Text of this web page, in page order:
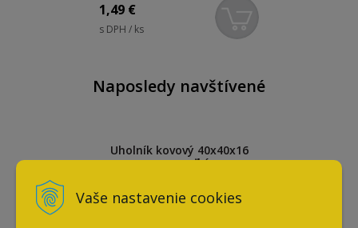
Vaše nastavenie cookies
1,49 €
s DPH / ks
Naposledy navštívené
Uholník kovový 40x40x16
mm - veľký